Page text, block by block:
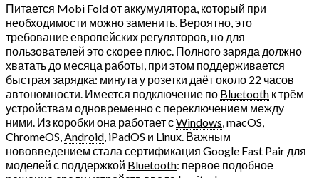
Питается Mobi Fold от аккумулятора, который при
необходимости можно заменить. Вероятно, это
требование европейских регуляторов, но для
пользователей это скорее плюс. Полного заряда должно
хватать до месяца работы, при этом поддерживается
быстрая зарядка: минута у розетки даёт около 22 часов
автономности. Имеется подключение по Bluetooth к трём
устройствам одновременно с переключением между
ними. Из коробки она работает сWindows, macOS,
ChromeOS,Android, iPadOS и Linux. Важным
нововведением стала сертификация Google Fast Pair для
моделей с поддержкой Bluetooth: первое подобное